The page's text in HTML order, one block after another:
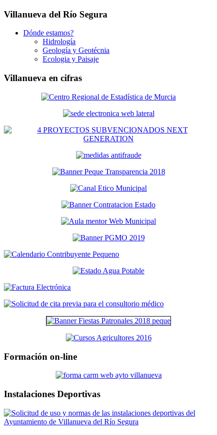
Villanueva del Río Segura
Dónde estamos?
Hidrología
Geología y Geotécnia
Ecologia y Paisaje
Villanueva en cifras
Formación on-line
Instalaciones Deportivas